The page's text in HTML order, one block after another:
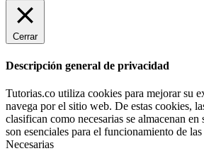
Cerrar
Descripción general de privacidad
Tutorias.co utiliza cookies para mejorar su
navega por el sitio web. De estas cookies,
clasifican como necesarias se almacenan en
son esenciales para el funcionamiento de
Necesarias